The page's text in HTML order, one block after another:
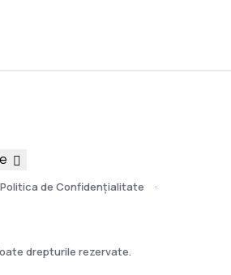
Politica de Confidențialitate
drepturile rezervate.